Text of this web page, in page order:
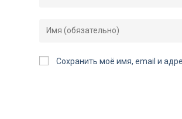
Сохранить моё имя, email и